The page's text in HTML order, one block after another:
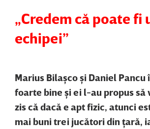
„Credem că poate fi
echipei”
Marius Bilaşco şi Daniel Pancu
foarte bine şi ei l-au propus să
zis că dacă e apt fizic, atunci
mai buni trei jucători din ţară,